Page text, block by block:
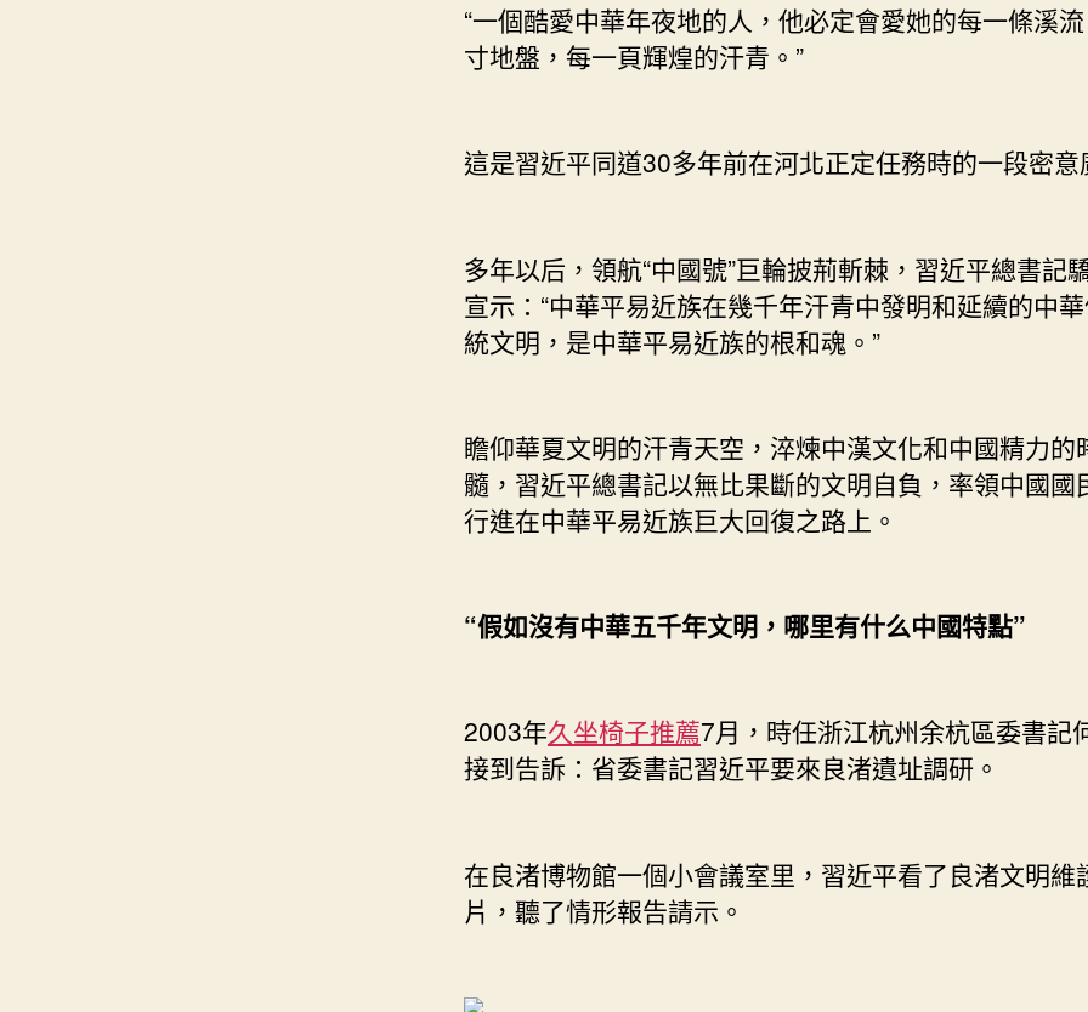
“一個酷愛中華年夜地的人，他必定會愛她的每一條溪
寸地盤，每一頁輝煌的汗青。”
這是習近平同道30多年前在河北正定任務時的一段密意
多年以后，領航“中國號”巨輪披荊斬棘，習近平總書記
宣示：“中華平易近族在幾千年汗青中發明和延續的中
統文明，是中華平易近族的根和魂。”
瞻仰華夏文明的汗青天空，淬煉中漢文化和中國精力的
髓，習近平總書記以無比果斷的文明自負，率領中國國
行進在中華平易近族巨大回復之路上。
“假如沒有中華五千年文明，哪里有什么中國特點”
2003年久坐椅子推薦7月，時任浙江杭州余杭區委書記
接到告訴：省委書記習近平要來良渚遺址調研。
在良渚博物館一個小會議室里，習近平看了良渚文明維
片，聽了情形報告請示。